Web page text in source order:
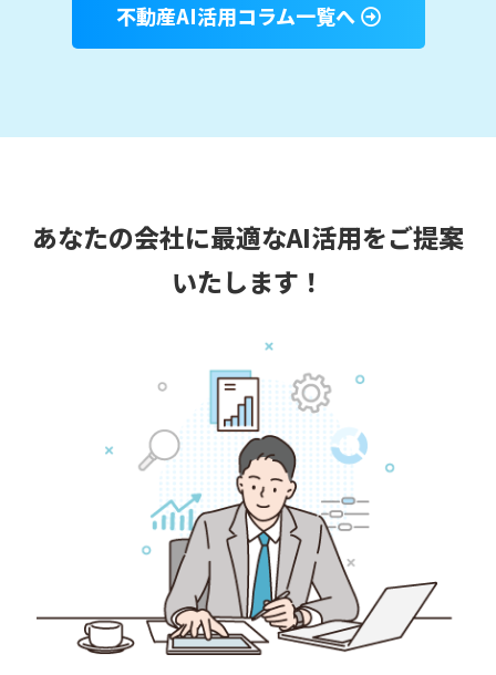
不動産AI活用コラム一覧へ
あなたの会社に最適なAI活用をご提案
いたします！